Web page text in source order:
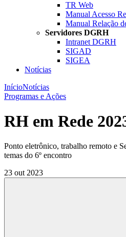
TR Web
Manual Acesso
Manual Relação
Servidores DGRH
Intranet DGRH
SIGAD
SIGEA
Notícias
InícioNotícias
Programas e Ações
RH em Rede
Ponto eletrônico, trabalho remoto e
temas do 6º encontro
23 out 2023